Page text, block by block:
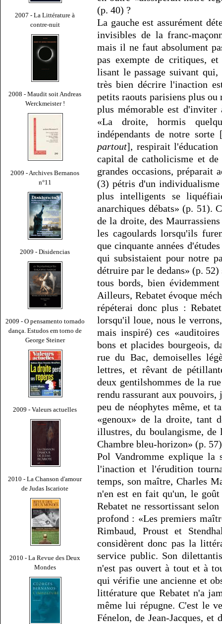
2007 - La Littérature à
contre-nuit
2008 - Maudit soit Andreas
Werckmeister !
2009 - Archives Bernanos
n°11
2009 - Disidencias
2009 - O pensamento tornado
dança. Estudos em torno de
George Steiner
2009 - Valeurs actuelles
2010 - La Chanson d'amour
de Judas Iscariote
2010 - La Revue des Deux
Mondes
(p. 40) ?
La gauche est assurément
invisibles de la franc-
mais il ne faut absolument
pas exempte de critiques,
lisant le passage suivant
très bien décrire l'inaction
petits raouts parisiens plus
plus mémorable est d'inviter
«La droite, hormis
indépendants de notre
partout], respirait
capital de catholicisme et
grandes occasions, préparait
(3) pétris d'un individualisme
plus intelligents se
anarchiques débats» (p. 51).
de la droite, des
les cagoulards lorsqu'ils
que cinquante années
qui subsistaient pour notre
détruire par le dedans» (p.
tous bords, bien
Ailleurs, Rebatet évoque
répéterai donc plus :
lorsqu'il loue, nous le
mais inspiré) ces
bons et placides bourgeois,
rue du Bac, demoiselles
lettres, et rêvant de
deux gentilshommes de la
rendu rassurant aux pouvoirs,
peu de néophytes même, et
«genoux» de la droite, tant
illustres, du boulangisme,
Chambre bleu-horizon» (p.
Pol Vandromme explique la
l'inaction et l'érudition
temps, son maître, Charles
n'en est en fait qu'un, le
Rebatet ne ressortissant
profond : «Les premiers
Rimbaud, Proust et
considèrent donc pas la
service public. Son
n'est pas ouvert à tout et à
qui vérifie une ancienne et
littérature que Rebatet n'a
même lui répugne. C'est le
Fénelon, de Jean-Jacques,